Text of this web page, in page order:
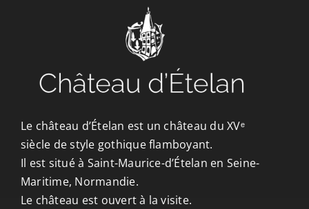
Le château d’Ételan est un château du XVᵉ
siècle de style gothique flamboyant.
Il est situé à Saint-Maurice-d’Ételan en Seine-
Maritime, Normandie.
Le château est ouvert à la visite.